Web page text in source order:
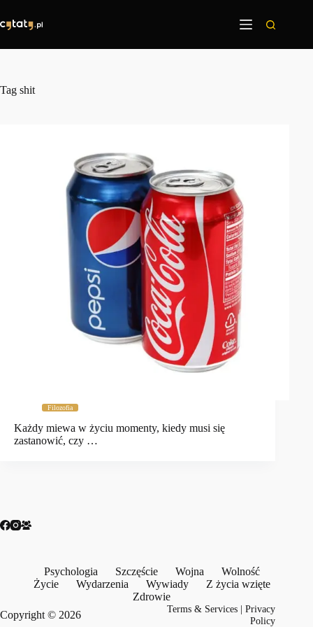
treści
Tag shit
Filozofia
Każdy miewa w życiu momenty, kiedy musi się
zastanowić, czy …
Psychologia Szczęście Wojna
Wolność
Życie
Wydarzenia Wywiady
Z życia wzięte
Zdrowie
Copyright © 2026
Terms & Services |Privacy
Policy